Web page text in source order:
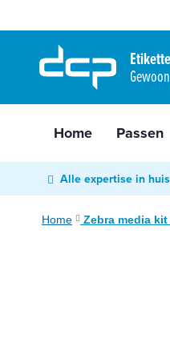
naar
de
inhoud
Passen
Cardprinters
&
Readers
&
Home Passen
Alle expertise in
Home Zebra media